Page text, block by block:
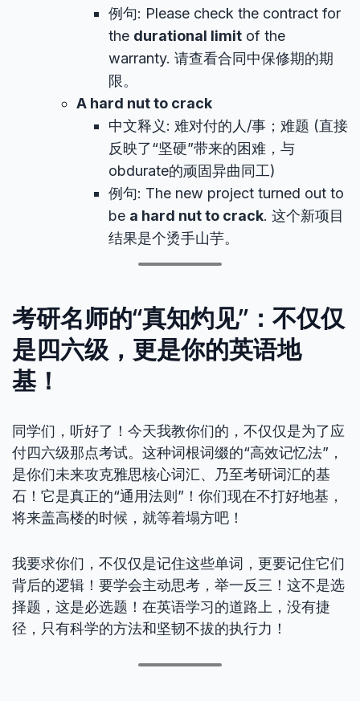
例句: Please check the contract for
the durational limit of the
warranty. 请查看合同中保修期的期
限。
A hard nut to crack
中文释义: 难对付的人/事；难题 (直接
反映了“坚硬”带来的困难，与
obdurate的顽固异曲同工)
例句: The new project turned out to
be a hard nut to crack. 这个新项目
结果是个烫手山芋。
考研名师的“真知灼见”：不仅仅
是四六级，更是你的英语地
基！
同学们，听好了！今天我教你们的，不仅仅是为了应
付四六级那点考试。这种词根词缀的“高效记忆法”，
是你们未来攻克雅思核心词汇、乃至考研词汇的基
石！它是真正的“通用法则”！你们现在不打好地基，
将来盖高楼的时候，就等着塌方吧！
我要求你们，不仅仅是记住这些单词，更要记住它们
背后的逻辑！要学会主动思考，举一反三！这不是选
择题，这是必选题！在英语学习的道路上，没有捷
径，只有科学的方法和坚韧不拔的执行力！